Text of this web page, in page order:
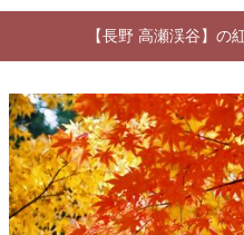
【長野 高瀬渓谷】の